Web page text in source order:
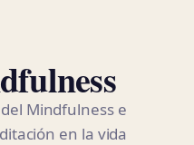
Mindfulness e
en la vida